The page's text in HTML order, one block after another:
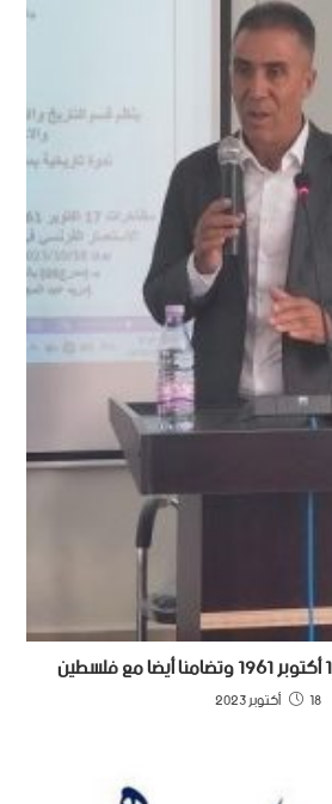
18 أكتوبر 2023